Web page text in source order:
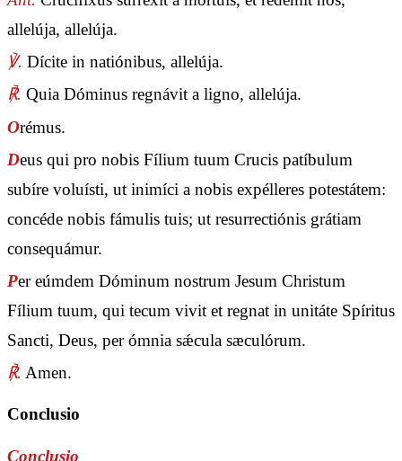
allelúja, allelúja.
℣. Dícite in natiónibus, allelúja.
℟. Quia Dóminus regnávit a ligno, allelúja.
Orémus.
Deus qui pro nobis Fílium tuum Crucis patíbulum
subíre voluísti, ut inimíci a nobis expélleres potestátem:
concéde nobis fámulis tuis; ut resurrectiónis grátiam
consequámur.
Per eúmdem Dóminum nostrum Jesum Christum
Fílium tuum, qui tecum vivit et regnat in unitáte Spíritus
Sancti, Deus, per ómnia sǽcula sæculórum.
℟. Amen.
Conclusio
Conclusio